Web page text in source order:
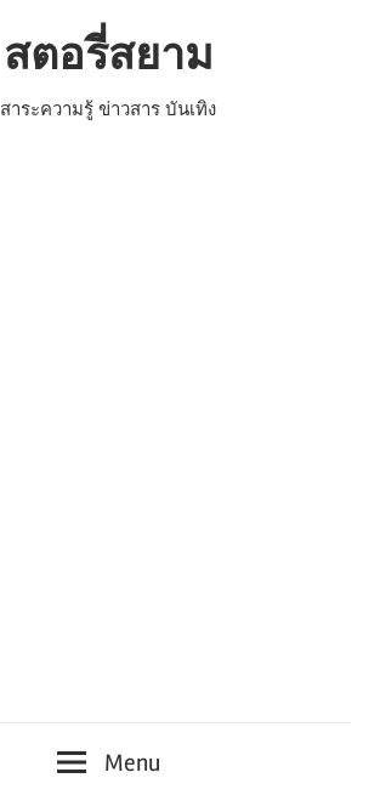
สตอรี่สยาม
สาระความรู้ ข่าวสาร บันเทิง
Menu